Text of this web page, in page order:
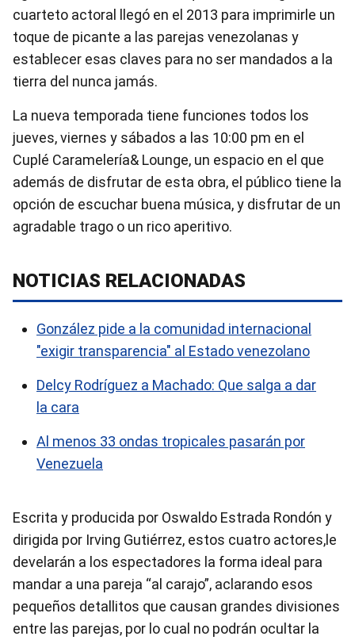
cuarteto actoral llegó en el 2013 para imprimirle un
toque de picante a las parejas venezolanas y
establecer esas claves para no ser mandados a la
tierra del nunca jamás.
La nueva temporada tiene funciones todos los
jueves, viernes y sábados a las 10:00 pm en el
Cuplé Caramelería& Lounge, un espacio en el que
además de disfrutar de esta obra, el público tiene la
opción de escuchar buena música, y disfrutar de un
agradable trago o un rico aperitivo.
NOTICIAS RELACIONADAS
González pide a la comunidad internacional
"exigir transparencia" al Estado venezolano
Delcy Rodríguez a Machado: Que salga a dar
la cara
Al menos 33 ondas tropicales pasarán por
Venezuela
Escrita y producida por Oswaldo Estrada Rondón y
dirigida por Irving Gutiérrez, estos cuatro actores,le
develarán a los espectadores la forma ideal para
mandar a una pareja “al carajo”, aclarando esos
pequeños detallitos que causan grandes divisiones
entre las parejas, por lo cual no podrán ocultar la